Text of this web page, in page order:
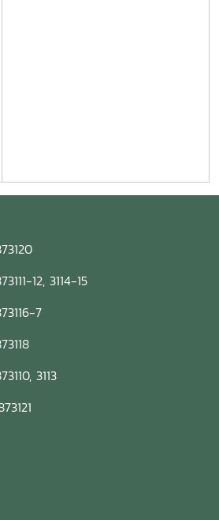
12, 3114-15
7
3113